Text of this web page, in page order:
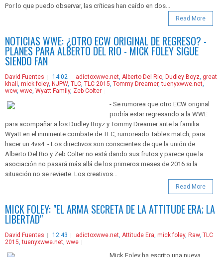
Por lo que puedo observar, las críticas han caído en dos...
Read More
NOTICIAS WWE: ¿OTRO ECW ORIGINAL DE REGRESO? -
PLANES PARA ALBERTO DEL RIO - MICK FOLEY SIGUE
SIENDO FAN
David Fuentes 14:02 adictoxwwe.net Alberto Del Rio Dudley Boyz great
khali mick foley, NJPW, TLC TLC 2015 Tommy Dreamer,tuenyxwwe.net
wcw, wwe Wyatt Family, Zeb Colter
- Se rumorea que otro ECW original
podría estar regresando a la WWE
para acompañar a los Dudley Boyz y Tommy Dreamer ante la familia
Wyatt en el inminente combate de TLC, rumoreado Tables match, para
hacer un 4vs4. - Los directivos son conscientes de que la unión de
Alberto Del Rio y Zeb Colter no está dando sus frutos y parece que la
asociación no pasará más allá de los primeros meses de 2016 si la
situación no se revierte. Los creativos...
Read More
MICK FOLEY: "EL ARMA SECRETA DE LA ATTITUDE ERA; LA
LIBERTAD"
David Fuentes 12:43 adictoxwwe.net Attitude Era mick foley, Raw, TLC
2015 ,tuenyxwwe.net wwe
Mick Foley ha escrito una nueva